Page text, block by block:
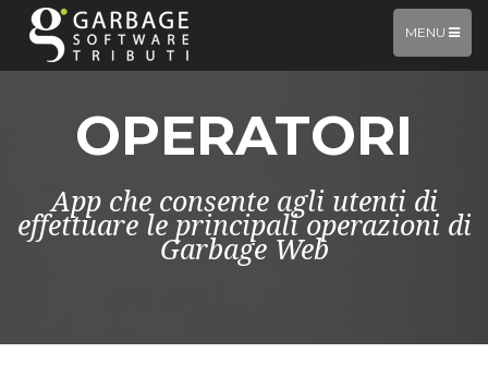
TOGGLE
NAVIGATION
MENU
OPERATORI
App che consente agli utenti di
effettuare le principali operazioni di
Garbage Web